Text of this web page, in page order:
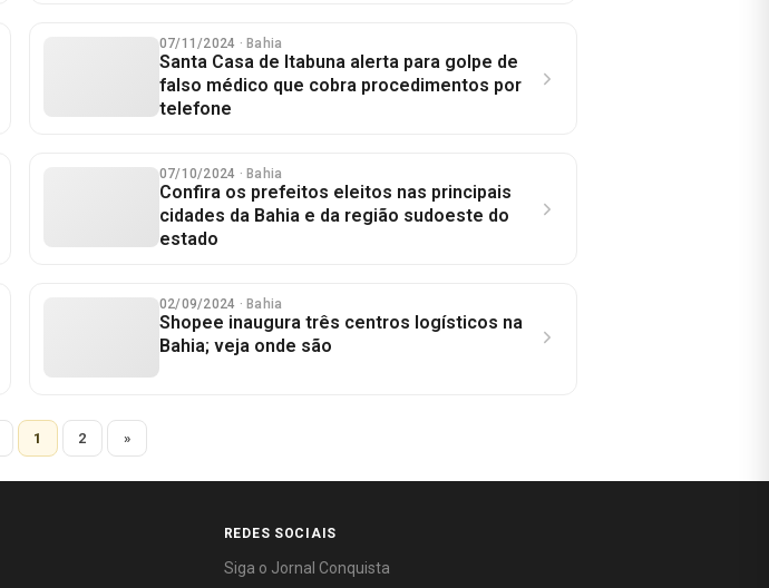
07/11/2024 · Bahia
Santa Casa de Itabuna alerta para golpe de
falso médico que cobra procedimentos por
telefone
07/10/2024 · Bahia
Confira os prefeitos eleitos nas principais
cidades da Bahia e da região sudoeste do
estado
02/09/2024 · Bahia
Shopee inaugura três centros logísticos na
Bahia; veja onde são
1 2 »
REDES SOCIAIS
Siga o Jornal Conquista